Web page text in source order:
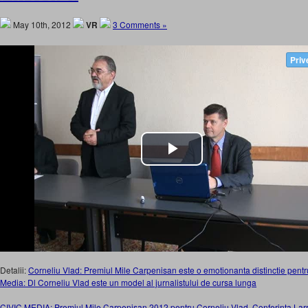
May 10th, 2012 VR 3 Comments »
Detalii:Corneliu Vlad: Premiul Mile Carpenisan este o emotionanta distinctie
Media: Dl Corneliu Vlad este un model al jurnalistului de cursa lunga